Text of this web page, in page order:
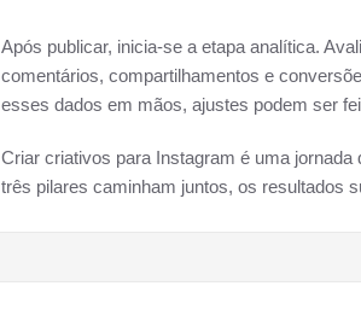
Após publicar, inicia-se a etapa analítica.
comentários, compartilhamentos e
esses dados em mãos, ajustes podem ser
Criar criativos para Instagram é uma
três pilares caminham juntos, os resultados